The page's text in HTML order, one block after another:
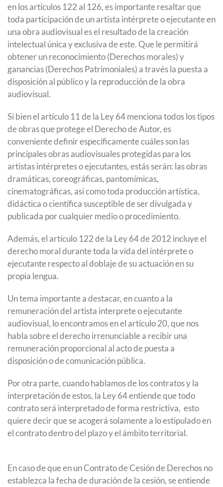
en los artículos 122 al 126, es importante resaltar que
toda participación de un artista intérprete o ejecutante en
una obra audiovisual es el resultado de la creación
intelectual única y exclusiva de este. Que le permitirá
obtener un reconocimiento (Derechos morales) y
ganancias (Derechos Patrimoniales) a través la puesta a
disposición al público y la reproducción de la obra
audiovisual.
Si bien el artículo 11 de la Ley 64 menciona todos los tipos
de obras que protege el Derecho de Autor, es
conveniente definir específicamente cuáles son las
principales obras audiovisuales protegidas para los
artistas intérpretes o ejecutantes, estás serán: las obras
dramáticas, coreográficas, pantomímicas,
cinematográficas, así como toda producción artística,
didáctica o científica susceptible de ser divulgada y
publicada por cualquier medio o procedimiento.
Además, el artículo 122 de la Ley 64 de 2012 incluye el
derecho moral durante toda la vida del intérprete o
ejecutante respecto al doblaje de su actuación en su
propia lengua.
Un tema importante a destacar, en cuanto a la
remuneración del artista interprete o ejecutante
audiovisual, lo encontramos en el artículo 20, que nos
habla sobre el derecho irrenunciable a recibir una
remuneración proporcional al acto de puesta a
disposición o de comunicación pública.
Por otra parte, cuando hablamos de los contratos y la
interpretación de estos, la Ley 64 entiende que todo
contrato será interpretado de forma restrictiva, esto
quiere decir que se acogerá solamente a lo estipulado en
el contrato dentro del plazo y el ámbito territorial.
En caso de que en un Contrato de Cesión de Derechos no
establezca la fecha de duración de la cesión, se entiende